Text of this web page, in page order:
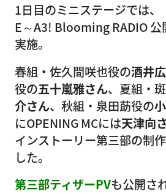
1日目のミニステージでは、
E～A3! Blooming RADIO 公
実施。
春組・佐久間咲也役の酒井
役の五十嵐雅さん、夏組・
介さん、秋組・泉田莇役の
にOPENING MCには天津向
インストーリー第三部の制
した。
第三部ティザーPVも公開さ